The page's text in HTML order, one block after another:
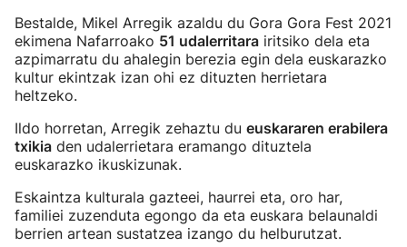
Bestalde, Mikel Arregik azaldu du Gora Gora Fest 2021
ekimena Nafarroako 51 udalerritara iritsiko dela eta
azpimarratu du ahalegin berezia egin dela euskarazko
kultur ekintzak izan ohi ez dituzten herrietara
heltzeko.
Ildo horretan, Arregik zehaztu du euskararen erabilera
txikia den udalerrietara eramango dituztela
euskarazko ikuskizunak.
Eskaintza kulturala gazteei, haurrei eta, oro har,
familiei zuzenduta egongo da eta euskara belaunaldi
berrien artean sustatzea izango du helburutzat.